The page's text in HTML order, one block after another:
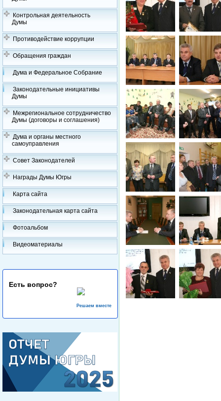
Контрольная деятельность
Думы
Противодействие коррупции
Обращения граждан
Дума и Федеральное Собрание
Законодательные инициативы
Думы
Межрегиональное сотрудничество
Думы (договоры и соглашения)
Дума и органы местного
самоуправления
Совет Законодателей
Награды Думы Югры
Карта сайта
Законодательная карта сайта
Фотоальбом
Видеоматериалы
Есть вопрос?
Решаем вместе